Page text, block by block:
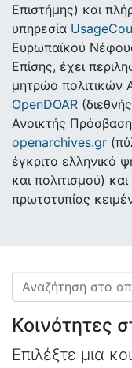
Επιστήμης) και
υπηρεσία
Ευρωπαϊκού
Επίσης, έχει
μητρώο πολιτικών
OpenDOAR
Ανοικτής
openarchives.gr
έγκριτο ελληνικό
και πολιτισμού)
πρωτοτυπίας
Κοινότητες
Επιλέξτε μια